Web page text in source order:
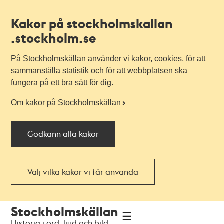
Kakor på stockholmskallan
.stockholm.se
På Stockholmskällan använder vi kakor, cookies, för att
sammanställa statistik och för att webbplatsen ska
fungera på ett bra sätt för dig.
Om kakor på Stockholmskällan
Godkänn alla kakor
Välj vilka kakor vi får använda
navigationen
huvudinnehållet
Stockholmskällan